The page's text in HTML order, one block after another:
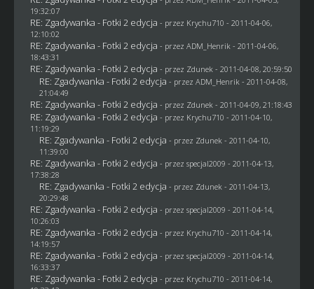
19:32:07
RE: Zgadywanka - Fotki 2 edycja - przez Krychu710 - 2011-04-06,
12:10:02
RE: Zgadywanka - Fotki 2 edycja - przez ADM_Henrik - 2011-04-06,
18:43:31
RE: Zgadywanka - Fotki 2 edycja - przez Zdunek - 2011-04-08, 20:59:50
RE: Zgadywanka - Fotki 2 edycja - przez ADM_Henrik - 2011-04-08,
21:04:49
RE: Zgadywanka - Fotki 2 edycja - przez Zdunek - 2011-04-09, 21:18:43
RE: Zgadywanka - Fotki 2 edycja - przez Krychu710 - 2011-04-10,
11:19:29
RE: Zgadywanka - Fotki 2 edycja - przez Zdunek - 2011-04-10,
11:39:00
RE: Zgadywanka - Fotki 2 edycja - przez specjal2009 - 2011-04-13,
17:38:28
RE: Zgadywanka - Fotki 2 edycja - przez Zdunek - 2011-04-13,
20:29:48
RE: Zgadywanka - Fotki 2 edycja - przez specjal2009 - 2011-04-14,
10:26:03
RE: Zgadywanka - Fotki 2 edycja - przez Krychu710 - 2011-04-14,
14:19:57
RE: Zgadywanka - Fotki 2 edycja - przez specjal2009 - 2011-04-14,
16:33:37
RE: Zgadywanka - Fotki 2 edycja - przez Krychu710 - 2011-04-14,